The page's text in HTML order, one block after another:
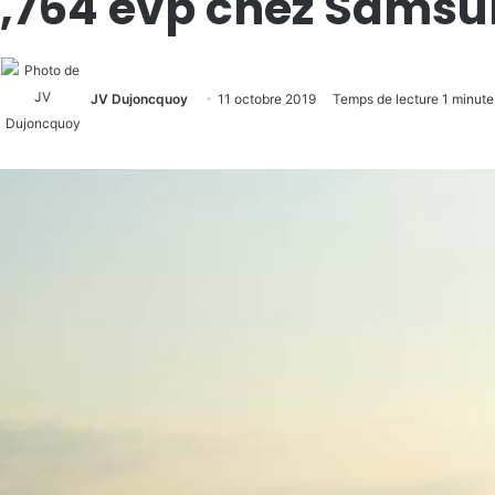
JV Dujoncquoy 11 octobre 2019 Temps de lecture 1 minute